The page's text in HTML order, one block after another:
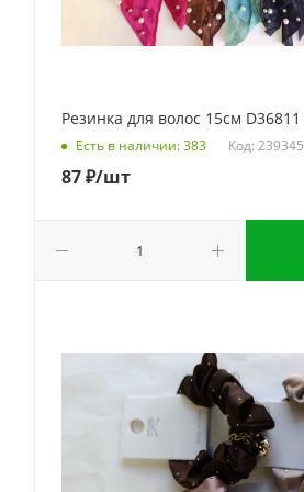
Резинка для волос 15см D36811
Есть в наличии: 383 Код: 239345
87₽/шт